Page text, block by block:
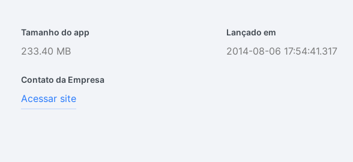
Tamanho do app
233.40 MB
Lançado em
2014-08-06 17:54:41.317
Contato da Empresa
Acessar site